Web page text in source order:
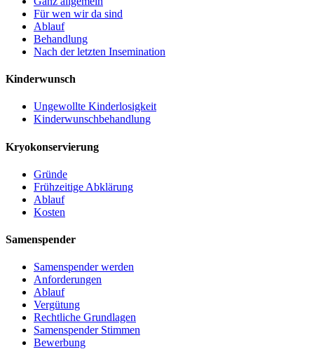
Für wen wir da sind
Ablauf
Behandlung
Nach der letzten Insemination
Kinderwunsch
Ungewollte Kinderlosigkeit
Kinderwunschbehandlung
Kryokonservierung
Gründe
Frühzeitige Abklärung
Ablauf
Kosten
Samenspender
Samenspender werden
Anforderungen
Ablauf
Vergütung
Rechtliche Grundlagen
Samenspender Stimmen
Bewerbung